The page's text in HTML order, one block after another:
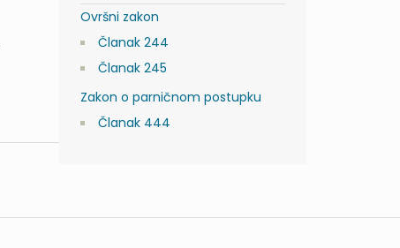
Ovršni zakon
Članak 244
Članak 245
Zakon o parničnom postupku
Članak 444